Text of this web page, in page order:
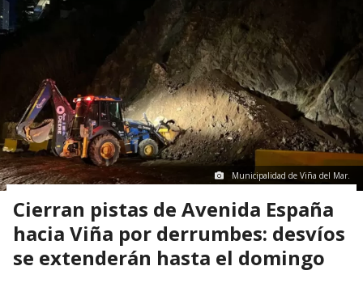
Municipalidad de Viña del Mar.
Cierran pistas de Avenida España
hacia Viña por derrumbes: desvíos
se extenderán hasta el domingo